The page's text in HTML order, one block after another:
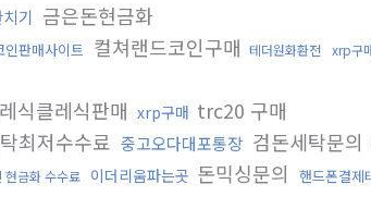
기 금은돈현금화
인판매사이트 컬쳐랜드코인구매 테더원화환전 xrp구
식클레식판매 xrp구매 trc20 구매
최저수수료 중고오다대포통장 검돈세탁문의
현금화 수수료 이더리움파는곳 돈믹싱문의 핸드폰결제